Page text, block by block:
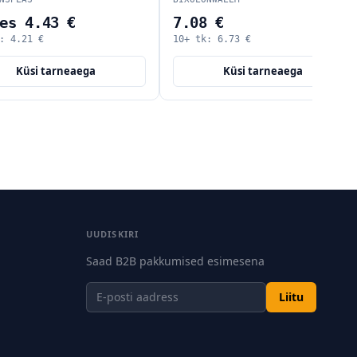
7.08 €
10+ tk:
Küsi tarneaega
10+ tk:
Lisa ostukorvi
UUDISKIRI
Saad B2B pakkumised esimesena
Liitu